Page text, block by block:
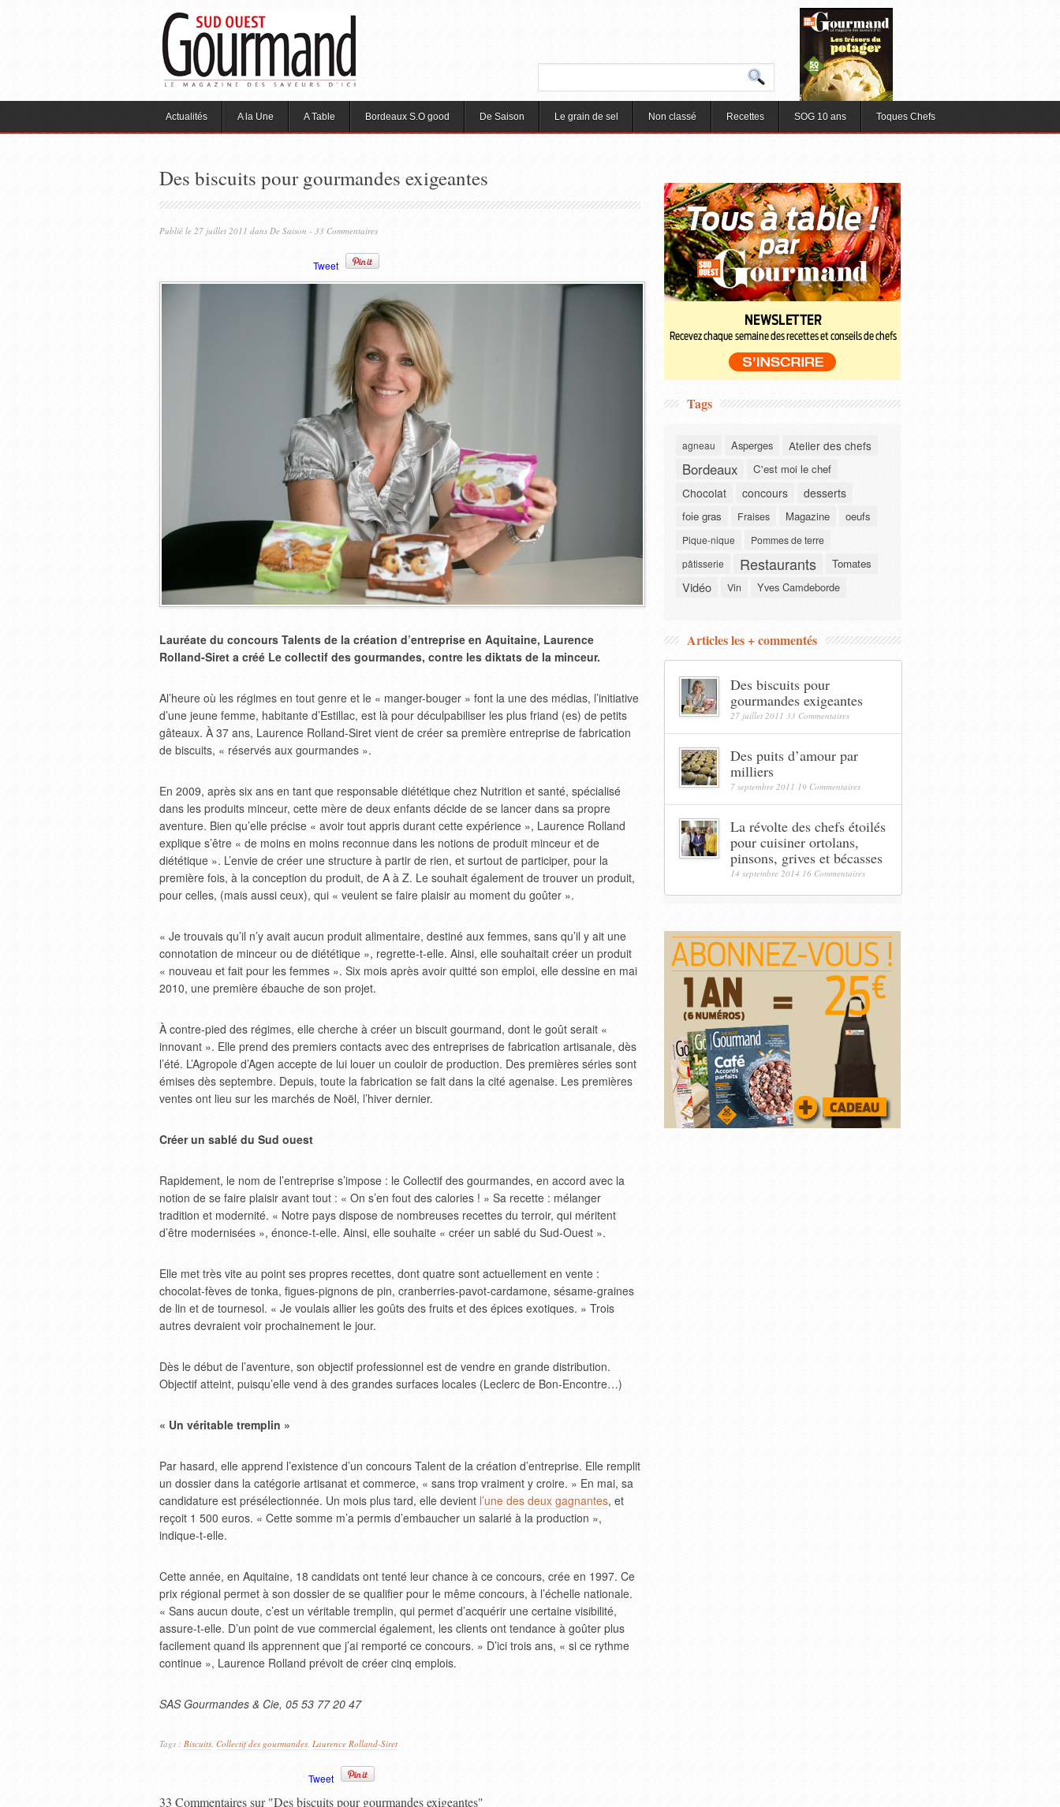
Actualités A la Une A Table Bordeaux S.O good De Saison Le grain de sel Non classé Recettes SOG 10 ans Toques Chefs
Des biscuits pour gourmandes exigeantes
Publié le 27 juillet 2011 dans De Saison - 33 Commentaires
Tweet
Lauréate du concours Talents de la création d’entreprise en Aquitaine, Laurence
Rolland-Siret a créé Le collectif des gourmandes, contre les diktats de la minceur.
Al’heure où les régimes en tout genre et le « manger-bouger » font la une des médias, l’initiative
d’une jeune femme, habitante d’Estillac, est là pour déculpabiliser les plus friand (es) de petits
gâteaux. À 37 ans, Laurence Rolland-Siret vient de créer sa première entreprise de fabrication
de biscuits, « réservés aux gourmandes ».
En 2009, après six ans en tant que responsable diététique chez Nutrition et santé, spécialisé
dans les produits minceur, cette mère de deux enfants décide de se lancer dans sa propre
aventure. Bien qu’elle précise « avoir tout appris durant cette expérience », Laurence Rolland
explique s’être « de moins en moins reconnue dans les notions de produit minceur et de
diététique ». L’envie de créer une structure à partir de rien, et surtout de participer, pour la
première fois, à la conception du produit, de A à Z. Le souhait également de trouver un produit,
pour celles, (mais aussi ceux), qui « veulent se faire plaisir au moment du goûter ».
« Je trouvais qu’il n’y avait aucun produit alimentaire, destiné aux femmes, sans qu’il y ait une
connotation de minceur ou de diététique », regrette-t-elle. Ainsi, elle souhaitait créer un produit
« nouveau et fait pour les femmes ». Six mois après avoir quitté son emploi, elle dessine en mai
2010, une première ébauche de son projet.
À contre-pied des régimes, elle cherche à créer un biscuit gourmand, dont le goût serait «
innovant ». Elle prend des premiers contacts avec des entreprises de fabrication artisanale, dès
l’été. L’Agropole d’Agen accepte de lui louer un couloir de production. Des premières séries sont
émises dès septembre. Depuis, toute la fabrication se fait dans la cité agenaise. Les premières
ventes ont lieu sur les marchés de Noël, l’hiver dernier.
Créer un sablé du Sud ouest
Rapidement, le nom de l’entreprise s’impose : le Collectif des gourmandes, en accord avec la
notion de se faire plaisir avant tout : « On s’en fout des calories ! » Sa recette : mélanger
tradition et modernité. « Notre pays dispose de nombreuses recettes du terroir, qui méritent
d’être modernisées », énonce-t-elle. Ainsi, elle souhaite « créer un sablé du Sud-Ouest ».
Elle met très vite au point ses propres recettes, dont quatre sont actuellement en vente :
chocolat-fèves de tonka, figues-pignons de pin, cranberries-pavot-cardamone, sésame-graines
de lin et de tournesol. « Je voulais allier les goûts des fruits et des épices exotiques. » Trois
autres devraient voir prochainement le jour.
Dès le début de l’aventure, son objectif professionnel est de vendre en grande distribution.
Objectif atteint, puisqu’elle vend à des grandes surfaces locales (Leclerc de Bon-Encontre…)
« Un véritable tremplin »
Par hasard, elle apprend l’existence d’un concours Talent de la création d’entreprise. Elle remplit
un dossier dans la catégorie artisanat et commerce, « sans trop vraiment y croire. » En mai, sa
candidature est présélectionnée. Un mois plus tard, elle devient l’une des deux gagnantes, et
reçoit 1 500 euros. « Cette somme m’a permis d’embaucher un salarié à la production »,
indique-t-elle.
Cette année, en Aquitaine, 18 candidats ont tenté leur chance à ce concours, crée en 1997. Ce
prix régional permet à son dossier de se qualifier pour le même concours, à l’échelle nationale.
« Sans aucun doute, c’est un véritable tremplin, qui permet d’acquérir une certaine visibilité,
assure-t-elle. D’un point de vue commercial également, les clients ont tendance à goûter plus
facilement quand ils apprennent que j’ai remporté ce concours. » D’ici trois ans, « si ce rythme
continue », Laurence Rolland prévoit de créer cinq emplois.
SAS Gourmandes & Cie, 05 53 77 20 47
Tags : Biscuits, Collectif des gourmandes, Laurence Rolland-Siret
Tweet
33 Commentaires sur "Des biscuits pour gourmandes exigeantes"
Tags
agneau Asperges Atelier des chefs
Bordeaux C'est moi le chef
Chocolat concours desserts
foie gras Fraises Magazine oeufs
Pique-nique
Pommes de terre
pâtisserie
Restaurants Tomates
Vidéo Vin Yves Camdeborde
Articles les + commentés
Des biscuits pour
gourmandes exigeantes
27 juillet 2011 33 Commentaires
Des puits d’amour par
milliers
7 septembre 2011 19 Commentaires
La révolte des chefs étoilés
pour cuisiner ortolans,
pinsons, grives et bécasses
14 septembre 2014 16 Commentaires